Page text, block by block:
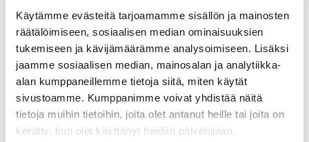
Käytämme evästeitä tarjoamamme sisällön ja mainosten
räätälöimiseen, sosiaalisen median ominaisuuksien
tukemiseen ja kävijämäärämme analysoimiseen. Lisäksi
jaamme sosiaalisen median, mainosalan ja analytiikka-
alan kumppaneillemme tietoja siitä, miten käytät
sivustoamme. Kumppanimme voivat yhdistää näitä
tietoja muihin tietoihin, joita olet antanut heille tai joita on
kerätty, kun olet käyttänyt heidän palvelujaan.
Uutiset
Serbia as an Operating
Environment for European
Principals